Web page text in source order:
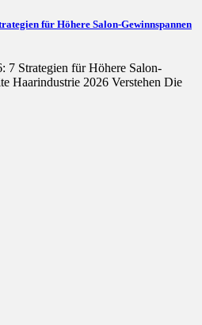
für Höhere Salon-Gewinnspannen
7 Strategien für Höhere Salon-
Haarindustrie 2026 Verstehen Die